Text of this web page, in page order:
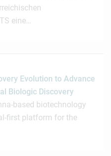
eine…
Evolution to Advance
Biologic Discovery
based biotechnology
first platform for the